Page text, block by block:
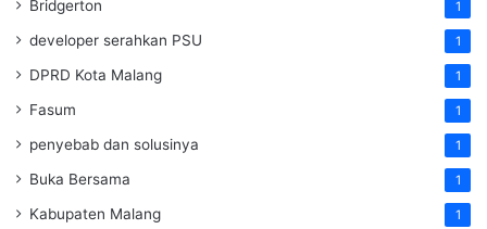
Bridgerton 1
developer serahkan PSU 1
DPRD Kota Malang 1
Fasum 1
penyebab dan solusinya 1
Buka Bersama 1
Kabupaten Malang 1